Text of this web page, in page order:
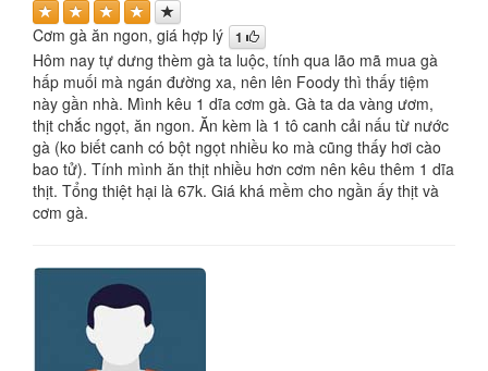
Cơm gà ăn ngon, giá hợp lý 1
Hôm nay tự dưng thèm gà ta luộc, tính qua lão mã mua gà
hấp muối mà ngán đường xa, nên lên Foody thì thấy tiệm
này gần nhà. Mình kêu 1 dĩa cơm gà. Gà ta da vàng ươm,
thịt chắc ngọt, ăn ngon. Ăn kèm là 1 tô canh cải nấu từ nước
gà (ko biết canh có bột ngọt nhiều ko mà cũng thấy hơi cào
bao tử). Tính mình ăn thịt nhiều hơn cơm nên kêu thêm 1 dĩa
thịt. Tổng thiệt hại là 67k. Giá khá mềm cho ngần ấy thịt và
cơm gà.